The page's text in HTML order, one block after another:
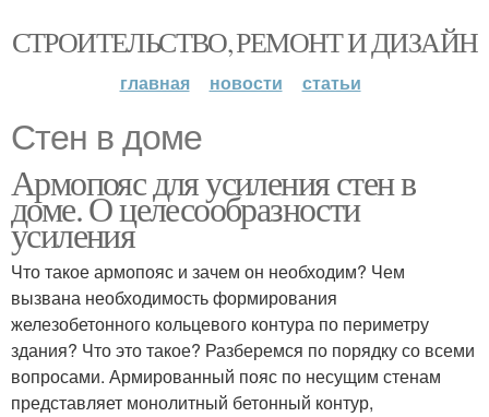
СТРОИТЕЛЬСТВО, РЕМОНТ И ДИЗАЙН
главная новости статьи
Стен в доме
Армопояс для усиления стен в
доме. О целесообразности
усиления
Что такое армопояс и зачем он необходим? Чем
вызвана необходимость формирования
железобетонного кольцевого контура по периметру
здания? Что это такое? Разберемся по порядку со всеми
вопросами. Армированный пояс по несущим стенам
представляет монолитный бетонный контур,